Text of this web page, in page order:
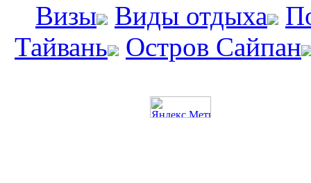
Визы
Виды отдыха
Тайвань
Остров Сайпан